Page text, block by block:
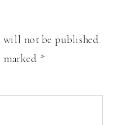
will not be published.
*